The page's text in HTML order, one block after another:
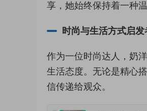
享，她始终保持着一种
时尚与生活方式启发
作为一位时尚达人，奶
生活态度。无论是精心
信传递给观众。